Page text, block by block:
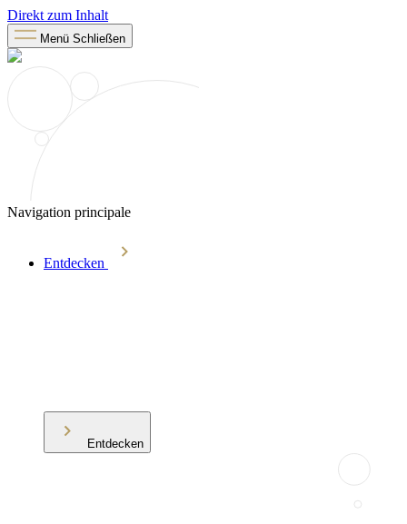
Direkt zum Inhalt
Menü Schließen
Navigation principale
Entdecken
Entdecken